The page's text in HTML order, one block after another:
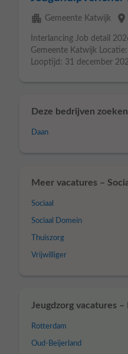
apartment Gemeente Katwijk place
Interlancing Job detail
Gemeente Katwijk
Looptijd: 31 december
Deze bedrijven
Daan
Meer vacatures –
Sociaal
Sociaal Domein
Thuiszorg
Vrijwilliger
Jeugdzorg vacatures
Rotterdam
Oud-Beijerland